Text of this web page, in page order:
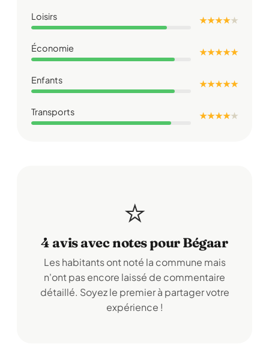
Loisirs ★ ★ ★ ★★
Économie ★ ★ ★ ★ ★
Enfants ★ ★ ★ ★ ★
Transports ★ ★ ★ ★★
⭐
4 avis avec notes pour Bégaar
Les habitants ont noté la commune mais
n'ont pas encore laissé de commentaire
détaillé. Soyez le premier à partager votre
expérience !